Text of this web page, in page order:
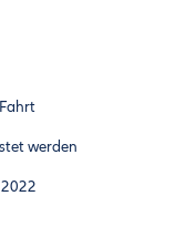
werden